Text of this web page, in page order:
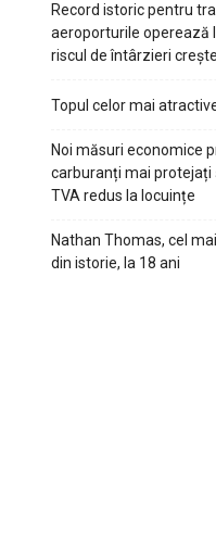
Record istoric pentru
aeroporturile operează
riscul de întârzieri
Topul celor mai
Noi măsuri economice
carburanți mai
TVA redus la locuințe
Nathan Thomas, cel
din istorie, la 18 ani